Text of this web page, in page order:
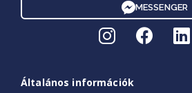
MESSENGER
Általános információk